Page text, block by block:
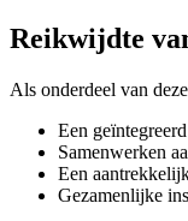
Reikwijdte
Als onderdeel van
Een
Samenwerken
Een
Gezamenlijke